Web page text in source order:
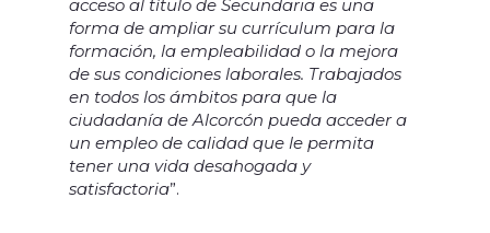
acceso al título de Secundaria es una
forma de ampliar su currículum para la
formación, la empleabilidad o la mejora
de sus condiciones laborales. Trabajados
en todos los ámbitos para que la
ciudadanía de Alcorcón pueda acceder a
un empleo de calidad que le permita
tener una vida desahogada y
satisfactoria”.